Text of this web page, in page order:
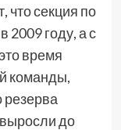
что секция по
2009 году, а с
время
команды,
до